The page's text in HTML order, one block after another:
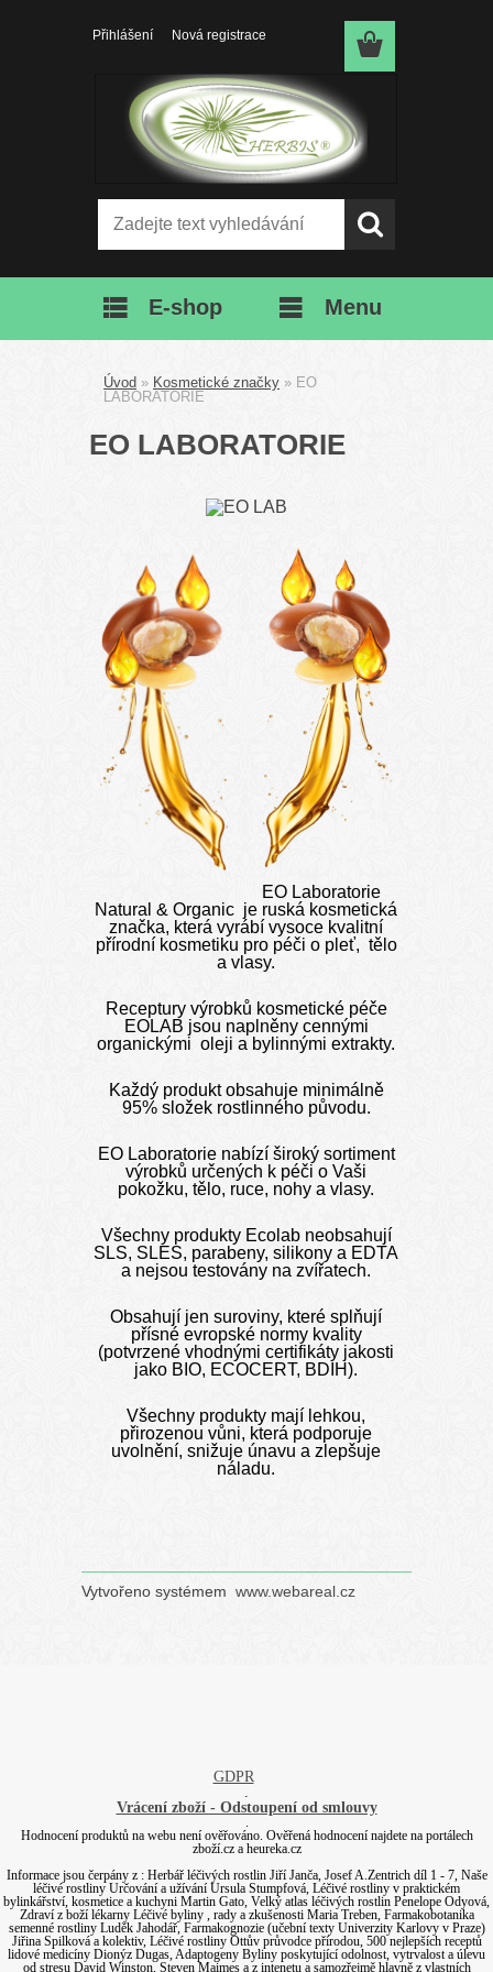
Přihlášení Nová registrace
E-shop Menu
Úvod » Kosmetické značky » EO
LABORATORIE
EO LABORATORIE
EO Laboratorie
Natural & Organic je ruská kosmetická
značka, která vyrábí vysoce kvalitní
přírodní kosmetiku pro péči o pleť, tělo
a vlasy.
Receptury výrobků kosmetické péče
EOLAB jsou naplněny cennými
organickými oleji a bylinnými extrakty.
Každý produkt obsahuje minimálně
95% složek rostlinného původu.
EO Laboratorie nabízí široký sortiment
výrobků určených k péči o Vaši
pokožku, tělo, ruce, nohy a vlasy.
Všechny produkty Ecolab neobsahují
SLS, SLES, parabeny, silikony a EDTA
a nejsou testovány na zvířatech.
Obsahují jen suroviny, které splňují
přísné evropské normy kvality
(potvrzené vhodnými certifikáty jakosti
jako BIO, ECOCERT, BDIH).
Všechny produkty mají lehkou,
přirozenou vůni, která podporuje
uvolnění, snižuje únavu a zlepšuje
náladu.
Vytvořeno systémem www.webareal.cz
GDPR
.
Vrácení zboží - Odstoupení od smlouvy
.
Hodnocení produktů na webu není ověřováno. Ověřená hodnocení najdete na portálech
zboží.cz a heureka.cz
Informace jsou čerpány z : Herbář léčivých rostlin Jiří Janča, Josef A.Zentrich díl 1 - 7, Naše
léčivé rostliny Určování a užívání Ursula Stumpfová, Léčivé rostliny v praktickém
bylinkářství, kosmetice a kuchyni Martin Gato, Velký atlas léčivých rostlin Penelope Odyová,
Zdraví z boží lékarny Léčivé byliny , rady a zkušenosti Maria Treben, Farmakobotanika
semenné rostliny Luděk Jahodář, Farmakognozie (učební texty Univerzity Karlovy v Praze)
Jiřina Spilková a kolektiv, Léčivé rostliny Ottův průvodce přírodou, 500 nejlepších receptů
lidové medicíny Dionýz Dugas, Adaptogeny Byliny poskytující odolnost, vytrvalost a úlevu
od stresu David Winston, Steven Maimes a z intenetu a samozřejmě hlavně z vlastních